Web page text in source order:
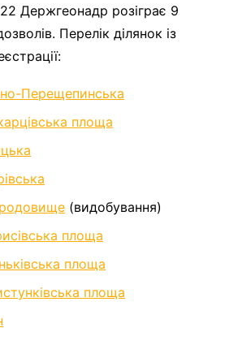
Держгеонадр розіграє 9
Перелік ділянок із
Перещепинська
площа
родовище (видобування)
площа
площа
площа